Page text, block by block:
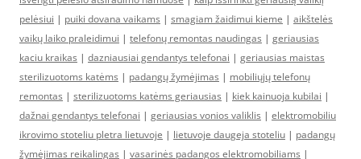
pelėsiui | puiki dovana vaikams | smagiam žaidimui kieme | aikštelės
vaikų laiko praleidimui | telefonų remontas naudingas | geriausias
kaciu kraikas | dazniausiai gendantys telefonai | geriausias maistas
sterilizuotoms katėms | padangų žymėjimas | mobiliųjų telefonų
remontas | sterilizuotoms katėms geriausias | kiek kainuoja kubilai |
dažnai gendantys telefonai | geriausias vonios valiklis | elektromobiliu
ikrovimo stoteliu pletra lietuvoje | lietuvoje daugeja stoteliu | padangų
žymėjimas reikalingas | vasarinės padangos elektromobiliams |